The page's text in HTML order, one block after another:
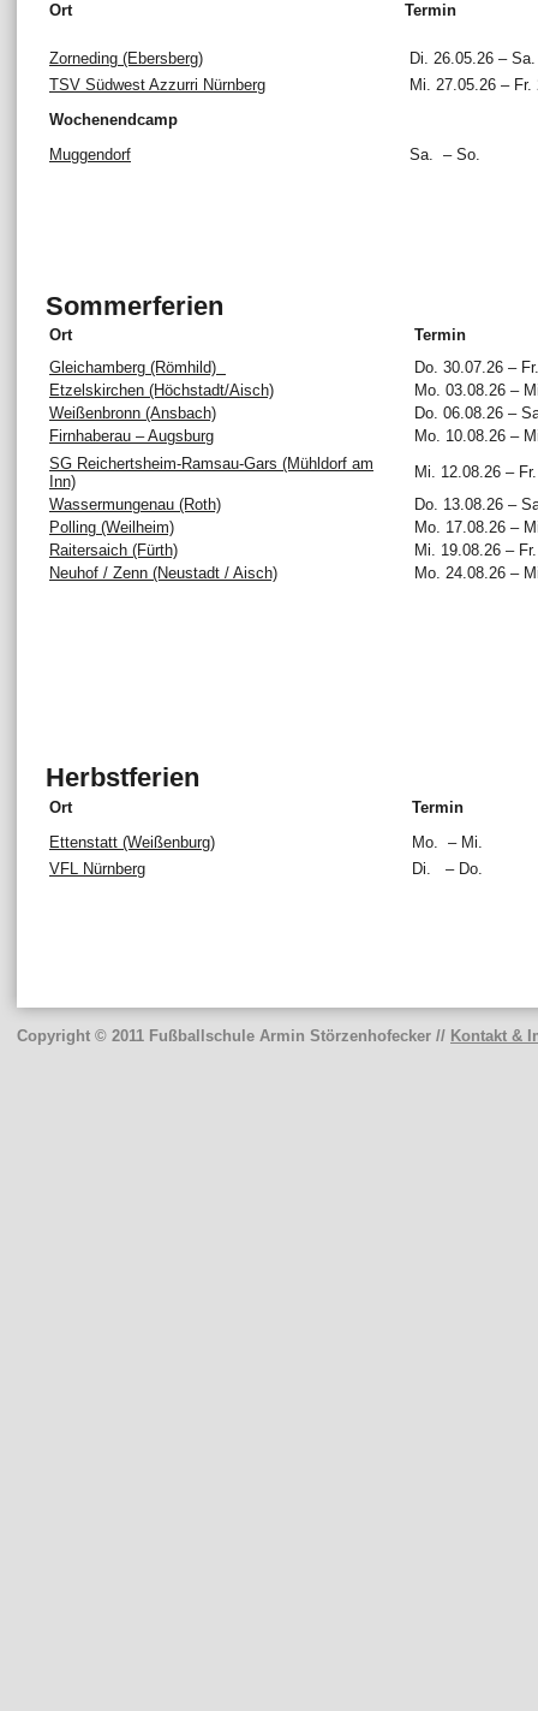
Ort Termin
Zorneding (Ebersberg)
Di. 26.05.26 –
TSV Südwest Azzurri Nürnberg
Mi. 27.05.26 – Fr.
Wochenendcamp
Muggendorf
Sa. – So.
Sommerferien
Ort
Termin
Gleichamberg (Römhild)
Do. 30.07.26 –
Etzelskirchen (Höchstadt/Aisch)
Mo. 03.08.26 –
Weißenbronn (Ansbach)
Do. 06.08.26 –
Firnhaberau – Augsburg
Mo. 10.08.26 –
SG Reichertsheim-Ramsau-Gars (Mühldorf am
Inn)
Mi. 12.08.26 –
Wassermungenau (Roth)
Do. 13.08.26 –
Polling (Weilheim)
Mo. 17.08.26 –
Raitersaich (Fürth)
Mi. 19.08.26 –
Neuhof / Zenn (Neustadt / Aisch)
Mo. 24.08.26 –
Herbstferien
Ort
Termin
Ettenstatt (Weißenburg)
Mo. – Mi.
VFL Nürnberg
Di. – Do.
Copyright © 2011 Fußballschule Armin Störzenhofecker // Kontakt &